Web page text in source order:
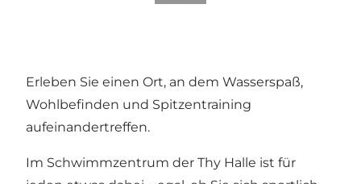
Erleben Sie einen Ort, an dem Wasserspaß,
Wohlbefinden und Spitzentraining
aufeinandertreffen.
Im Schwimmzentrum der Thy Halle ist für